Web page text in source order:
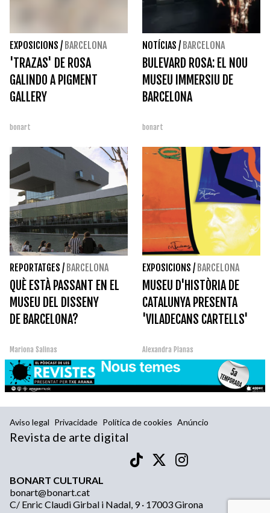
EXPOSICIONS / BARCELONA
'TRAZAS' DE ROSA
GALINDO A PIGMENT
GALLERY
bonart
NOTÍCIAS / BARCELONA
BULEVARD ROSA: EL NOU
MUSEU IMMERSIU DE
BARCELONA
bonart
REPORTATGES / BARCELONA
QUÈ ESTÀ PASSANT EN EL
MUSEU DEL DISSENY
DE BARCELONA?
Mariona Salinas
EXPOSICIONS / BARCELONA
MUSEU D'HISTÒRIA DE
CATALUNYA PRESENTA
'VILADECANS CARTELLS'
Alexandra Planas
Aviso legal Privacidade Política de cookies Anúncio
Revista de arte digital
BONART CULTURAL
bonart@bonart.cat
C/ Enric Claudi Girbal i Nadal, 9 · 17003 Girona